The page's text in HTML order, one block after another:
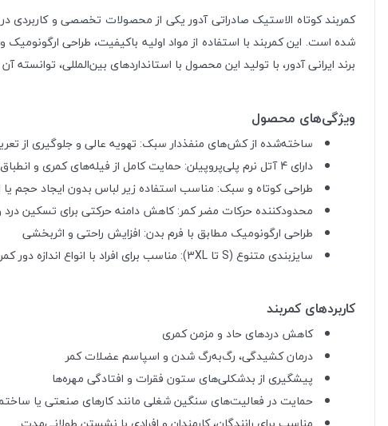
کمربند کوتاه الاستیک صادراتی آدور یکی از محصولات تخصصی و
شده است. این کمربند با استفاده از مواد اولیه باکیفیت، طراحی
برند ایرانی آدور، با تولید این محصول با استانداردهای بین‌المللی، توانسته
ویژگی‌های محصول
ساخته‌شده از کش‌های منفذدار سبک: تهویه عالی و جلوگیری از
دارای 4 آتل نرم پلی‌پروپیلن: حمایت کامل از فیله‌های کمری و انطباق با انحنای طبیعی ستون فقرات
طراحی کوتاه و سبک: مناسب استفاده زیر لباس بدون ایجاد حجم
محدودکننده حرکات مضر کمر: کاهش دامنه حرکتی برای تسکین درد
طراحی ارگونومیک مطابق با فرم بدن: افزایش راحتی و اثربخشی
سایزبندی متنوع (S تا 3XL): مناسب برای افراد با انواع اندازه دور کمر
کاربردهای کمربند
کاهش دردهای حاد و مزمن کمری
درمان کشیدگی، رگ‌به‌رگ شدن و اسپاسم عضلات کمر
پیشگیری از بدشکلی‌های ستون فقرات و افتادگی مهره‌ها
حمایت در فعالیت‌های سنگین شغلی مانند کارهای صنعتی یا